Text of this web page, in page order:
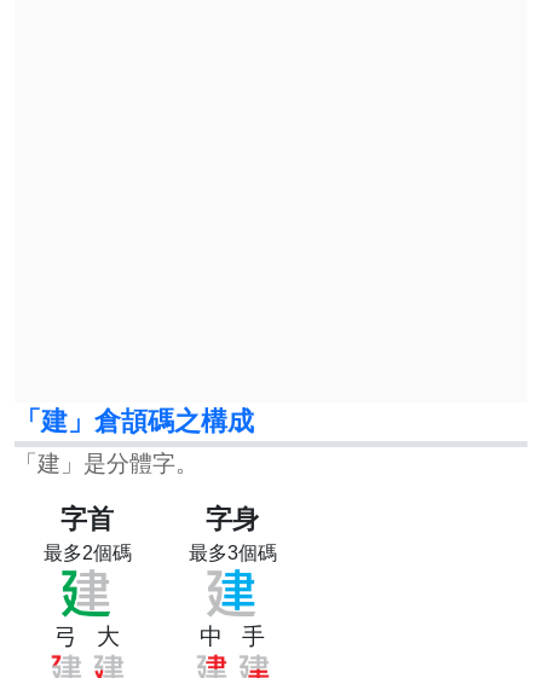
「建」倉頡碼之構成
「建」是分體字。
字首 字身
最多2個碼 最多3個碼
弓 大 中 手